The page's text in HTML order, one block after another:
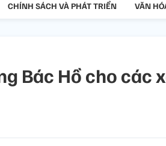
CHÍNH SÁCH VÀ PHÁT TRIỂN VĂN
Bác Hồ cho các